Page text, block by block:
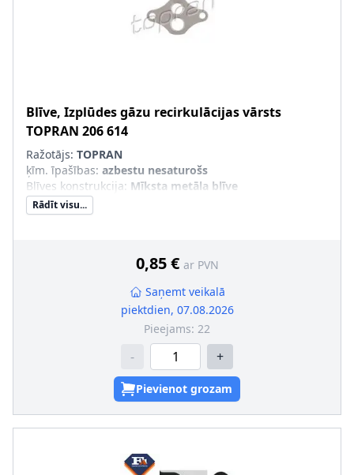
Blīve, Izplūdes gāzu recirkulācijas vārsts
TOPRAN 206 614
Ražotājs: TOPRAN
ķīm. īpašības: azbestu nesaturošs
Blīves konstrukcija: Mīksta metāla blīve
Rādīt visu...
0,85 € ar PVN
Saņemt veikalā
piektdien, 07.08.2026
Pieejams: 22
- +
Pievienot grozam